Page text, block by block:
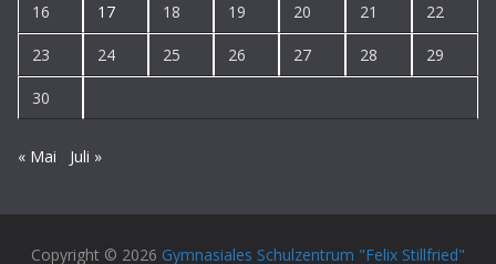
16 17 18 19 20 21 22
23 24 25 26 27 28 29
30
« Mai Juli »
Copyright © 2026 Gymnasiales Schulzentrum "Felix Stillfried"